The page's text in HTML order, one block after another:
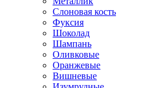
Слоновая кость
Фуксия
Шоколад
Шампань
Оливковые
Оранжевые
Вишневые